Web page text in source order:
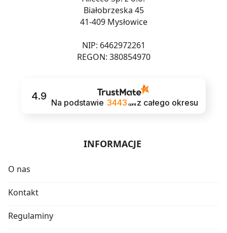
Białobrzeska 45
41-409 Mysłowice
NIP: 6462972261
REGON: 380854970
4.9
Na podstawie 3443 opinii z całego okresu
INFORMACJE
O nas
Kontakt
Regulaminy